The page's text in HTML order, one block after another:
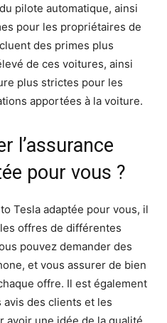
pilote automatique, ainsi
pour les propriétaires de
des primes plus
de ces voitures, ainsi
plus strictes pour les
apportées à la voiture.
l’assurance
pour vous ?
Tesla adaptée pour vous, il
offres de différentes
pouvez demander des
et vous assurer de bien
offre. Il est également
des clients et les